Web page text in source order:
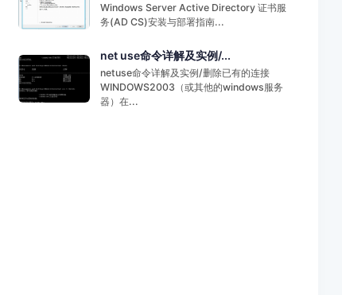
Windows Server Active Directory 证书服
务(AD CS)安装与部署指南...
net use命令详解及实例/...
netuse命令详解及实例/删除已有的连接
WINDOWS2003（或其他的windows服务
器）在...